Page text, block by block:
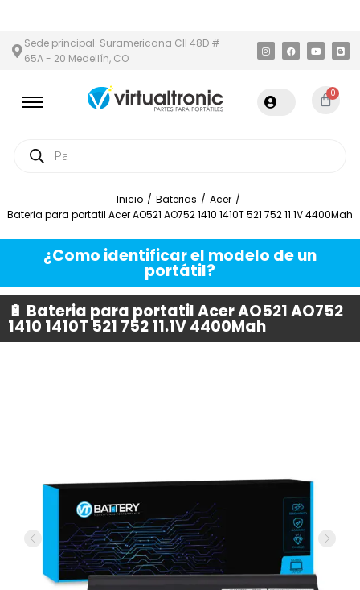
Sede principal: Suramericana Cll 48D #
65A - 20 Medellín, CO
0
Inicio / Baterias / Acer /
Bateria para portatil Acer AO521 AO752 1410 1410T 521 752 11.1V 4400Mah
¿Como identificar el modelo de un
portátil?
🔋 Bateria para portatil Acer AO521 AO752
1410 1410T 521 752 11.1V 4400Mah